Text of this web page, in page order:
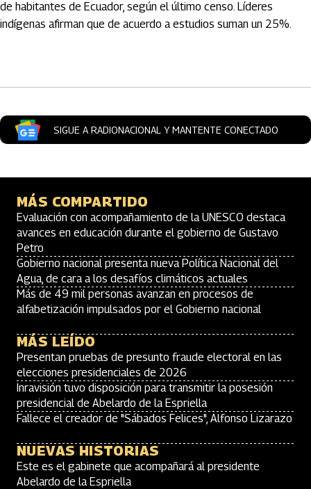
de habitantes de Ecuador, según el último censo. Líderes
indígenas afirman que de acuerdo a estudios suman un 25%.
SIGUE A RADIONACIONAL Y MANTENTE CONECTADO
MÁS COMPARTIDO
Evaluación con acompañamiento de la UNESCO destaca
avances en educación durante el gobierno de Gustavo
Petro
Gobierno nacional presenta nueva Política Nacional del
Agua, de cara a los desafíos climáticos actuales
Más de 49 mil personas avanzan en procesos de
alfabetización impulsados por el Gobierno nacional
MÁS LEÍDO
Presentan pruebas de presunto fraude electoral en las
elecciones presidenciales de 2026
Inravisión tuvo disposición para transmitir la posesión
presidencial de Abelardo de la Espriella
Fallece el creador de "Sábados Felices", Alfonso Lizarazo
NUEVAS HISTORIAS
Este es el gabinete que acompañará al presidente
Abelardo de la Espriella